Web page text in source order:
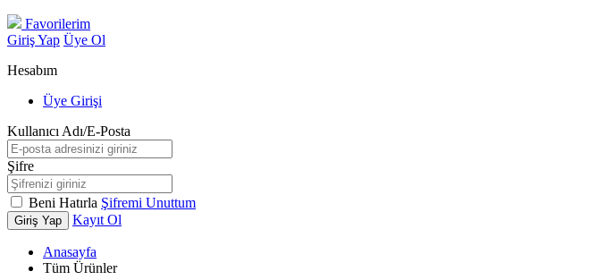
Favorilerim
Giriş Yap Üye Ol
Hesabım
Üye Girişi
Kullanıcı Adı/E-Posta
Şifre
Beni Hatırla Şifremi Unuttum
Giriş Yap Kayıt Ol
Anasayfa
Tüm Ürünler